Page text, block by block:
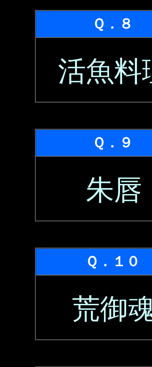
Ｑ．８
活魚料
Ｑ．９
朱唇
Ｑ．１０
荒御